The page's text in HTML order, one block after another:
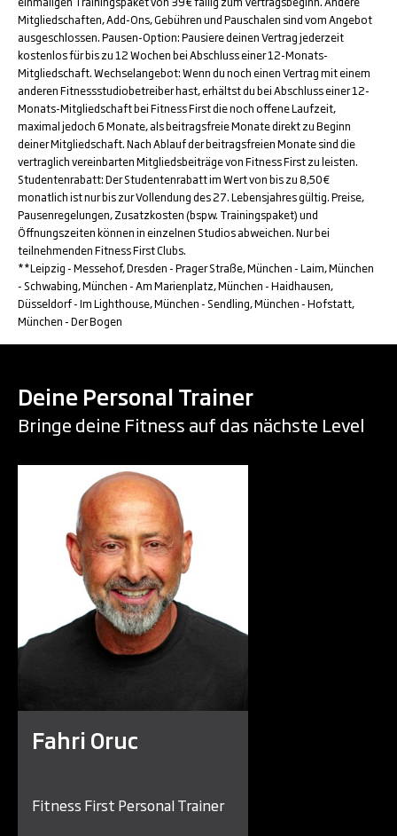
Mitgliedschaften, Add-Ons, Gebühren und Pauschalen sind vom Angebot
ausgeschlossen. Pausen-Option: Pausiere deinen Vertrag jederzeit
kostenlos für bis zu 12 Wochen bei Abschluss einer 12-Monats-
Mitgliedschaft. Wechselangebot: Wenn du noch einen Vertrag mit einem
anderen Fitnessstudiobetreiber hast, erhältst du bei Abschluss einer 12-
Monats-Mitgliedschaft bei Fitness First die noch offene Laufzeit,
maximal jedoch 6 Monate, als beitragsfreie Monate direkt zu Beginn
deiner Mitgliedschaft. Nach Ablauf der beitragsfreien Monate sind die
vertraglich vereinbarten Mitgliedsbeiträge von Fitness First zu leisten.
Studentenrabatt: Der Studentenrabatt im Wert von bis zu 8,50€
monatlich ist nur bis zur Vollendung des 27. Lebensjahres gültig. Preise,
Pausenregelungen, Zusatzkosten (bspw. Trainingspaket) und
Öffnungszeiten können in einzelnen Studios abweichen. Nur bei
teilnehmenden Fitness First Clubs.
**Leipzig - Messehof, Dresden - Prager Straße, München - Laim, München
- Schwabing, München - Am Marienplatz, München - Haidhausen,
Düsseldorf - Im Lighthouse, München - Sendling, München - Hofstatt,
München - Der Bogen
Deine Personal Trainer
Bringe deine Fitness auf das nächste Level
Fahri Oruc
Fitness First Personal Trainer